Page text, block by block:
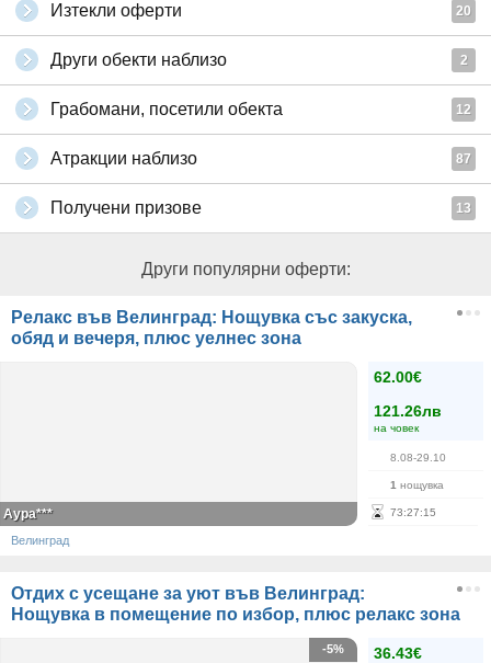
Изтекли оферти 20
Други обекти наблизо 2
Грабомани, посетили обекта 12
Атракции наблизо 87
Получени призове 13
Други популярни оферти:
Релакс във Велинград: Нощувка със закуска,
обяд и вечеря, плюс уелнес зона
62.00€
121.26лв
на човек
8.08-29.10
1 нощувка
73:27:15
Аура***
Велинград
Отдих с усещане за уют във Велинград:
Нощувка в помещение по избор, плюс релакс зона
36.43€
-5%